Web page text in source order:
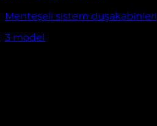
Menteşeli sistem duşakabinleri
3 model